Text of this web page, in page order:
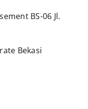
BS-06 Jl.